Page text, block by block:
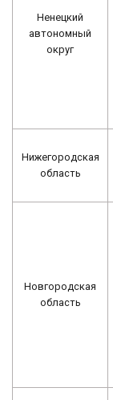
Ненецкий
автономный
округ
Нижегородская
область
Новгородская
область